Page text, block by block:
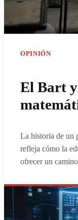
OPINIÓN
El Bart
La historia de un
refleja cómo la
ofrecer un